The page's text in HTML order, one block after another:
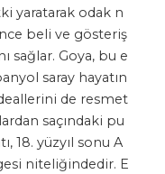
yaratarak odak n
beli ve gösteriş
sağlar. Goya, bu e
saray hayatın
de resmet
saçındaki pu
18. yüzyıl sonu A
niteliğindedir. E